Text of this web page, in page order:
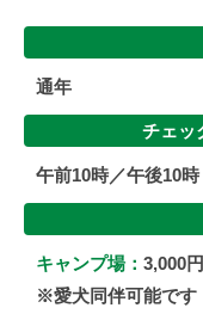
通年
チェッ
午前10時／午後10時
キャンプ場： 3,000
※愛犬同伴可能です